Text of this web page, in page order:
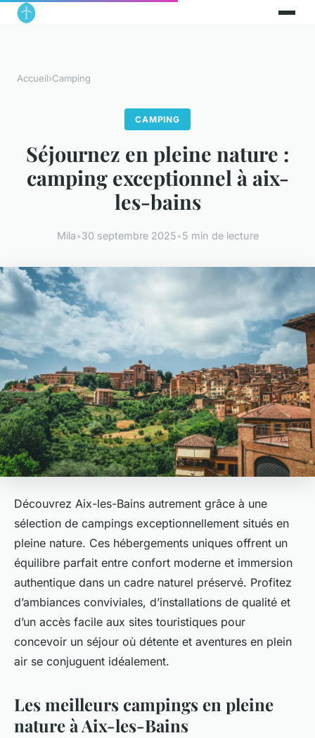
Accueil›Camping
CAMPING
Séjournez en pleine nature :
camping exceptionnel à aix-
les-bains
Mila•30 septembre 2025•5 min de lecture
Découvrez Aix-les-Bains autrement grâce à une
sélection de campings exceptionnellement situés en
pleine nature. Ces hébergements uniques offrent un
équilibre parfait entre confort moderne et immersion
authentique dans un cadre naturel préservé. Profitez
d’ambiances conviviales, d’installations de qualité et
d’un accès facile aux sites touristiques pour
concevoir un séjour où détente et aventures en plein
air se conjuguent idéalement.
Les meilleurs campings en pleine
nature à Aix-les-Bains